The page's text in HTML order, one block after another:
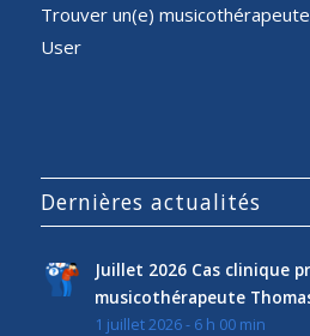
Trouver un(e) musicothérapeute
User
Dernières actualités
Juillet 2026 Cas clinique
musicothérapeute Thomas
1 juillet 2026 - 6 h 00 min